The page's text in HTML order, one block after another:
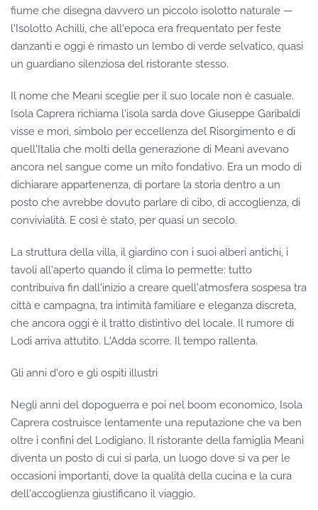
fiume che disegna davvero un piccolo isolotto naturale —
l'Isolotto Achilli, che all'epoca era frequentato per feste
danzanti e oggi è rimasto un lembo di verde selvatico, quasi
un guardiano silenziosa del ristorante stesso.
Il nome che Meani sceglie per il suo locale non è casuale.
Isola Caprera richiama l'isola sarda dove Giuseppe Garibaldi
visse e morì, simbolo per eccellenza del Risorgimento e di
quell'Italia che molti della generazione di Meani avevano
ancora nel sangue come un mito fondativo. Era un modo di
dichiarare appartenenza, di portare la storia dentro a un
posto che avrebbe dovuto parlare di cibo, di accoglienza, di
convivialità. E così è stato, per quasi un secolo.
La struttura della villa, il giardino con i suoi alberi antichi, i
tavoli all'aperto quando il clima lo permette: tutto
contribuiva fin dall'inizio a creare quell'atmosfera sospesa tra
città e campagna, tra intimità familiare e eleganza discreta,
che ancora oggi è il tratto distintivo del locale. Il rumore di
Lodi arriva attutito. L'Adda scorre. Il tempo rallenta.
Gli anni d'oro e gli ospiti illustri
Negli anni del dopoguerra e poi nel boom economico, Isola
Caprera costruisce lentamente una reputazione che va ben
oltre i confini del Lodigiano. Il ristorante della famiglia Meani
diventa un posto di cui si parla, un luogo dove si va per le
occasioni importanti, dove la qualità della cucina e la cura
dell'accoglienza giustificano il viaggio.